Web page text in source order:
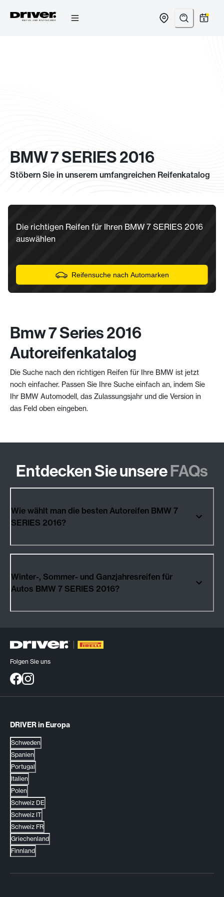
BMW 7 SERIES 2016
Stöbern Sie in unserem umfangreichen Reifenkatalog
Die richtigen Reifen für Ihren BMW 7 SERIES 2016
auswählen
Reifensuche nach Automarken
Bmw 7 Series 2016
Autoreifenkatalog
Die Suche nach den richtigen Reifen für Ihre BMW ist jetzt
noch einfacher. Passen Sie Ihre Suche einfach an, indem Sie
Ihr BMW Automodell, das Zulassungsjahr und die Version in
das Feld oben eingeben.
Entdecken Sie unsereFAQs
Wie wählt man die besten Autoreifen BMW 7
SERIES 2016?
Winter-, Sommer- und Ganzjahresreifen für
Autos BMW 7 SERIES 2016?
Folgen Sie uns
DRIVER in Europa
Schweden
Spanien
Portugal
Italien
Polen
Schweiz DE
Schweiz IT
Schweiz FR
Griechenland
Finnland